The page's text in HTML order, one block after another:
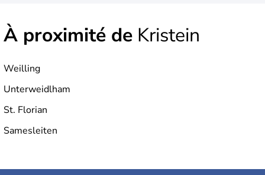
À proximité de Kristein
Weilling
Unterweidlham
St. Florian
Samesleiten